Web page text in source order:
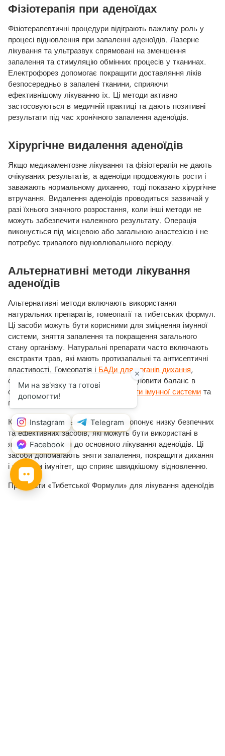
Фізіотерапія при аденоїдах
Фізіотерапевтичні процедури відіграють важливу роль у
процесі відновлення при запаленні аденоїдів. Лазерне
лікування та ультразвук спрямовані на зменшення
запалення та стимуляцію обмінних процесів у тканинах.
Електрофорез допомогає покращити доставляння ліків
безпосередньо в запалені тканини, сприяючи
ефективнішому лікуванню їх. Ці методи активно
застосовуються в медичній практиці та дають позитивні
результати під час хронічного запалення аденоїдів.
Хірургічне видалення аденоїдів
Якщо медикаментозне лікування та фізіотерапія не дають
очікуваних результатів, а аденоїди продовжують рости і
заважають нормальному диханню, тоді показано хірургічне
втручання. Видалення аденоїдів проводиться зазвичай у
разі їхнього значного розростання, коли інші методи не
можуть забезпечити належного результату. Операція
виконується під місцевою або загальною анастезією і не
потребує тривалого відновлювального періоду.
Альтернативні методи лікування
аденоїдів
Альтернативні методи включають використання
натуральних препаратів, гомеопатії та тибетських формул.
Ці засоби можуть бути корисними для зміцнення імунної
системи, зняття запалення та покращення загального
стану організму. Натуральні препарати часто включають
екстракти трав, які мають протизапальні та антисептичні
властивості. Гомеопатія і БАДи для органів дихання,
своєю чергою, можуть допомогти відновити баланс в
організмі, сприяти нормалізації роботи імунної системи та
покращенню дихання.
Компанія «Тибетська Формула» пропонує низку безпечних
та ефективних засобів, які можуть бути використані в
якості доповнення до основного лікування аденоїдів. Ці
засоби допомагають зняти запалення, покращити дихання
і зміцнити імунітет, що сприяє швидкішому відновленню.
Препарати «Тибетської Формули» для лікування аденоїдів